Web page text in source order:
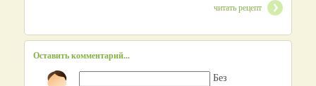
читать рецепт
Оставить комментарий...
Без